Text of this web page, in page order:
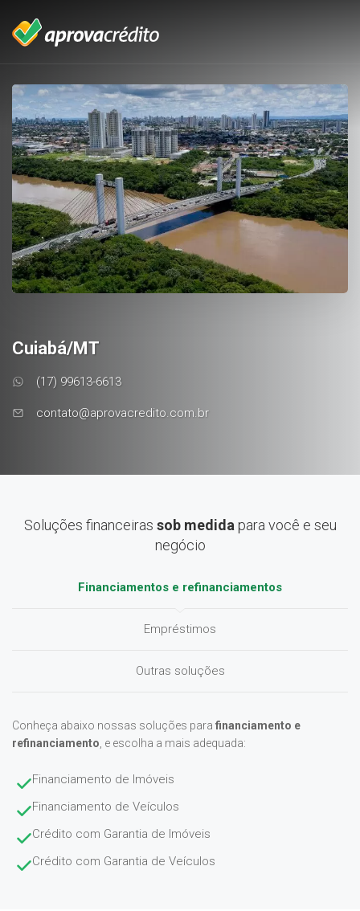
Cuiabá/MT
(17) 99613-6613
contato@aprovacredito.com.br
Soluções financeiras sob medida para você e seu
negócio
Financiamentos e refinanciamentos
Empréstimos
Outras soluções
Conheça abaixo nossas soluções para financiamento e
refinanciamento , e escolha a mais adequada:
Financiamento de Imóveis
Financiamento de Veículos
Crédito com Garantia de Imóveis
Crédito com Garantia de Veículos